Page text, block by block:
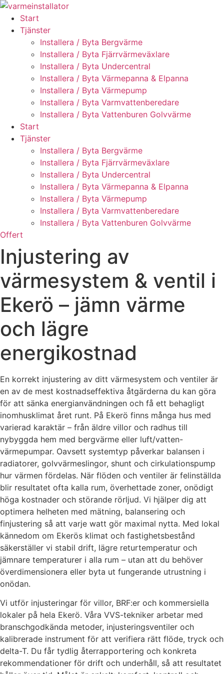
Skip
content
Start
Tjänster
Installera / Byta Bergvärme
Installera / Byta Fjärrvärmeväxlare
Installera / Byta Undercentral
Installera / Byta Värmepanna & Elpanna
Installera / Byta Värmepump
Installera / Byta Varmvattenberedare
Installera / Byta Vattenburen Golvvärme
Start
Tjänster
Installera / Byta Bergvärme
Installera / Byta Fjärrvärmeväxlare
Installera / Byta Undercentral
Installera / Byta Värmepanna & Elpanna
Installera / Byta Värmepump
Installera / Byta Varmvattenberedare
Installera / Byta Vattenburen Golvvärme
Offert
Injustering av
värmesystem & ventil i
Ekerö – jämn värme
och lägre
energikostnad
En korrekt injustering av ditt värmesystem och ventiler är
en av de mest kostnadseffektiva åtgärderna du kan göra
för att sänka energianvändningen och få ett behagligt
inomhusklimat året runt. På Ekerö finns många hus med
varierad karaktär – från äldre villor och radhus till
nybyggda hem med bergvärme eller luft/vatten-
värmepumpar. Oavsett systemtyp påverkar balansen i
radiatorer, golvvärmeslingor, shunt och cirkulationspump
hur värmen fördelas. När flöden och ventiler är felinställda
blir resultatet ofta kalla rum, överhettade zoner, onödigt
höga kostnader och störande rörljud. Vi hjälper dig att
optimera helheten med mätning, balansering och
finjustering så att varje watt gör maximal nytta. Med lokal
kännedom om Ekerös klimat och fastighetsbestånd
säkerställer vi stabil drift, lägre returtemperatur och
jämnare temperaturer i alla rum – utan att du behöver
överdimensionera eller byta ut fungerande utrustning i
onödan.
Vi utför injusteringar för villor, BRF:er och kommersiella
lokaler på hela Ekerö. Våra VVS-tekniker arbetar med
branschgodkända metoder, injusteringsventiler och
kalibrerade instrument för att verifiera rätt flöde, tryck och
delta-T. Du får tydlig återrapportering och konkreta
rekommendationer för drift och underhåll, så att resultatet